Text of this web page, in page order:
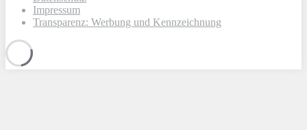
Impressum
Transparenz: Werbung und Kennzeichnung